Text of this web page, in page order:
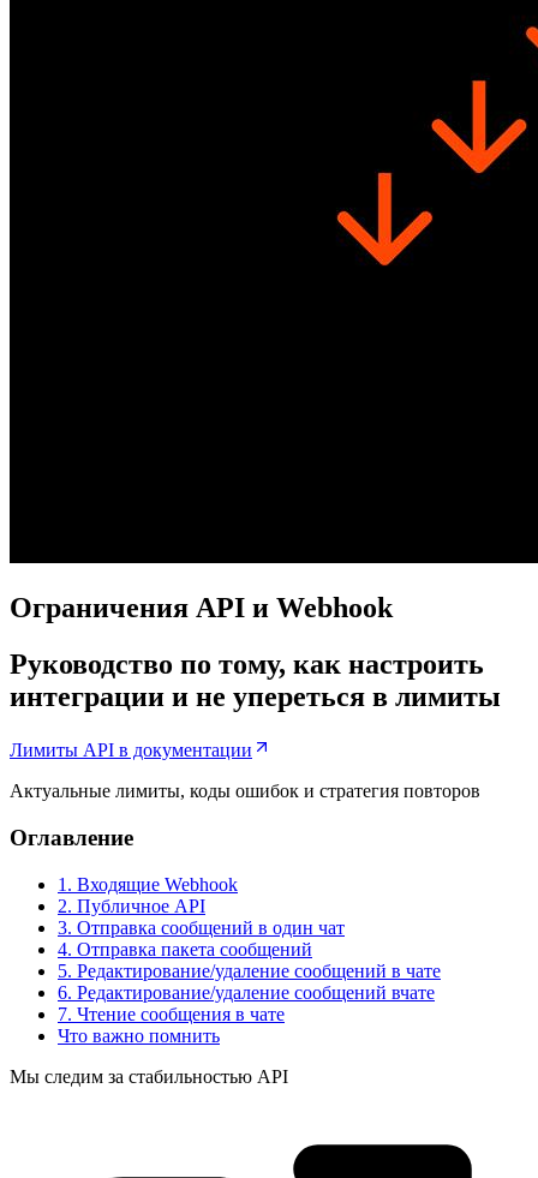
Ограничения API и Webhook
Руководство по тому, как настроить
интеграции и не упереться в лимиты
Лимиты API в документации
Актуальные лимиты, коды ошибок и стратегия повторов
Оглавление
1. Входящие Webhook
2. Публичное API
3. Отправка сообщений в один чат
4. Отправка пакета сообщений
5. Редактирование/удаление сообщений в чате
6. Редактирование/удаление сообщений вчате
7. Чтение сообщения в чате
Что важно помнить
Мы следим за стабильностью API